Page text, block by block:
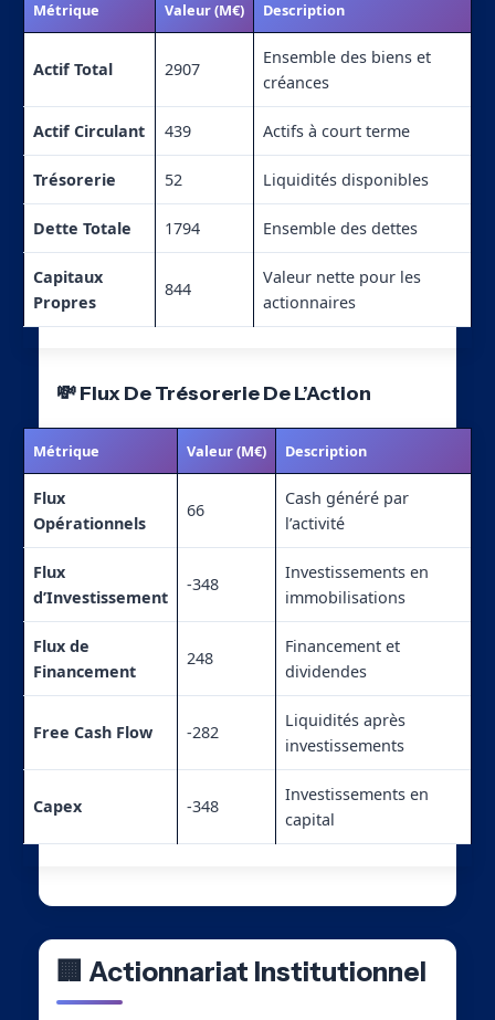
Métrique Valeur (M€) Description
Actif Total 2907
Ensemble des biens et
créances
Actif Circulant 439 Actifs à court terme
Trésorerie 52 Liquidités disponibles
Dette Totale 1794 Ensemble des dettes
Capitaux
Propres
844
Valeur nette pour les
actionnaires
💸 Flux De Trésorerie De L’Action
Métrique Valeur (M€) Description
Flux
Opérationnels
66
Cash généré par
l’activité
Flux
d’Investissement
-348
Investissements en
immobilisations
Flux de
Financement
248
Financement et
dividendes
Free Cash Flow -282
Liquidités après
investissements
Capex -348
Investissements en
capital
🏢 Actionnariat Institutionnel